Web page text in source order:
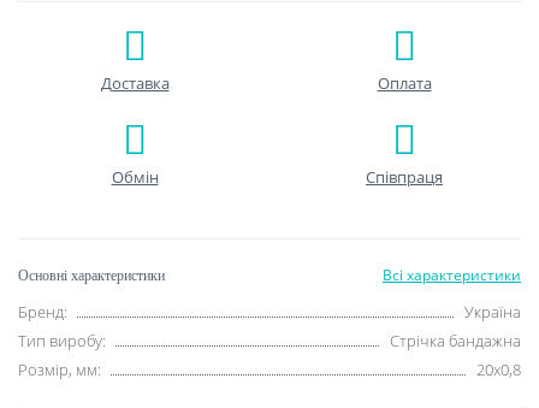
Доставка Оплата
Обмін Співпраця
Основні характеристики Всі характеристики
Бренд:
Україна
Тип виробу:
Стрічка бандажна
Розмір, мм:
20x0,8